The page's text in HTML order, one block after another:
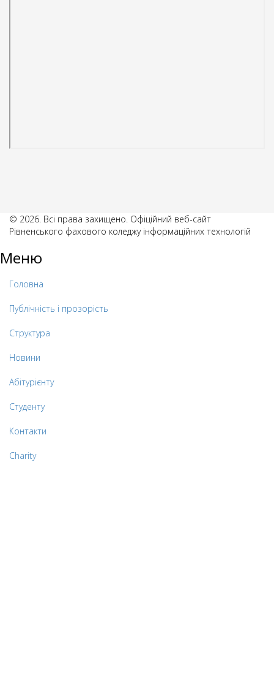
© 2026. Всі права захищено. Офіційний веб-сайт
Рівненського фахового коледжу інформаційних технологій
Меню
Головна
Публічність і прозорість
Структура
Новини
Абітурієнту
Студенту
Контакти
Charity